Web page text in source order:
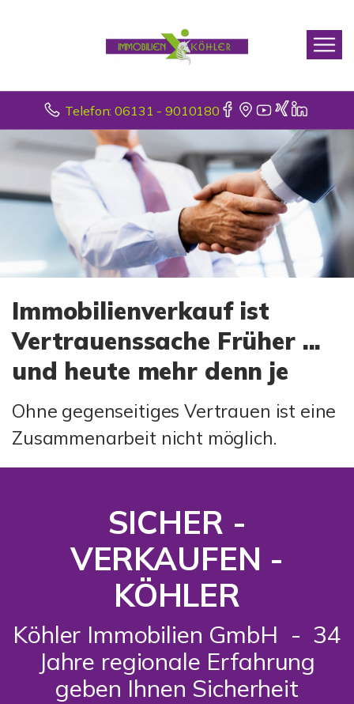
Telefon: 06131 - 9010180
Immobilienverkauf ist
Vertrauenssache Früher ...
und heute mehr denn je
Ohne gegenseitiges Vertrauen ist eine
Zusammenarbeit nicht möglich.
SICHER -
VERKAUFEN -
KÖHLER
Köhler Immobilien GmbH - 34
Jahre regionale Erfahrung
geben Ihnen Sicherheit